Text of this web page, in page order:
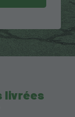
livrées